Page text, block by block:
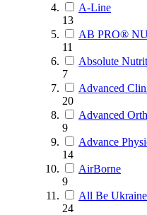
A-Line
13
AB PRO®
11
Absolute
7
Advanced
20
Advanced
9
Advance
14
AirBorne
9
All Be Ukraine
24